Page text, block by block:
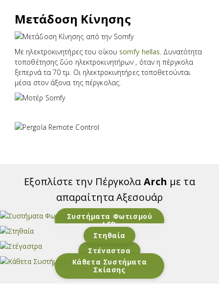
Μετάδοση Κίνησης
Με ηλεκτροκινητήρες του οίκου somfy hellas . Δυνατότητα
τοποθέτησης δύο ηλεκτροκινητήρων , όταν η πέργκολα
ξεπερνά τα 70 τμ. Οι ηλεκτροκινητήρες τοποθετούνται
μέσα στον άξονα της πέργκολας.
Εξοπλίστε την ΠέργκολαArch με τα
απαραίτητα Αξεσουάρ
Συστήματα Φωτισμού
LED
Στηθαία
Στέγαστρα
Κάθετα Συστήματα
Σκίασης